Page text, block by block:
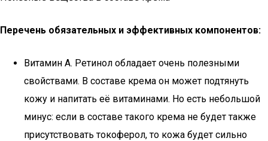
Перечень обязательных и эффективных компонентов:
Витамин А. Ретинол обладает очень полезными
свойствами. В составе крема он может подтянуть
кожу и напитать её витаминами. Но есть небольшой
минус: если в составе такого крема не будет также
присутствовать токоферол, то кожа будет сильно